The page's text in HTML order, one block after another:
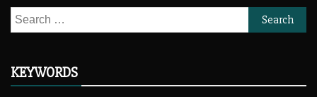
Search
for:
KEYWORDS